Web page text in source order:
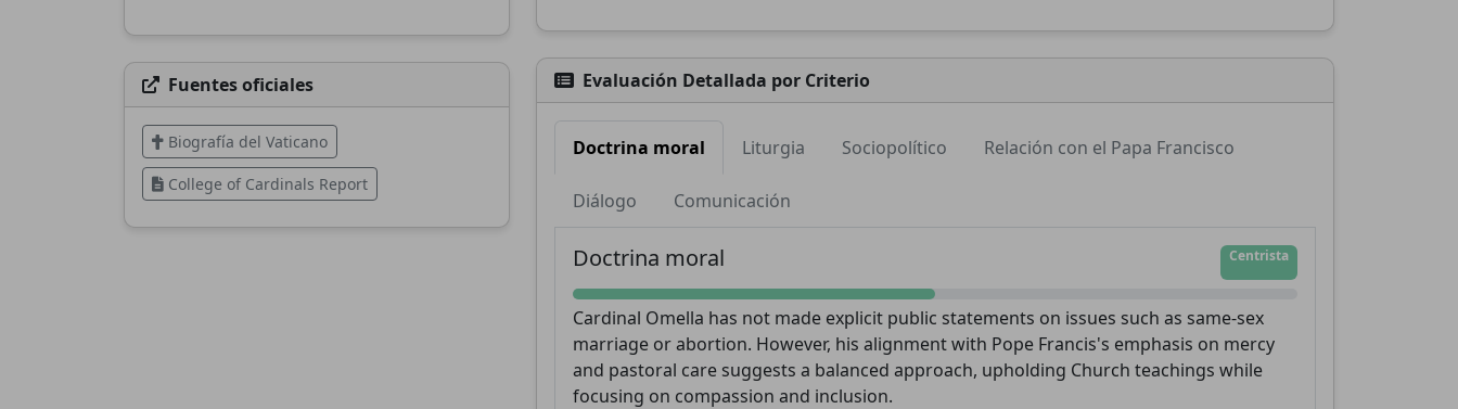
Fuentes oficiales
Biografía del Vaticano
College of Cardinals Report
Evaluación Detallada por Criterio
Doctrina moral Liturgia Sociopolítico Relación con el Papa Francisco
Diálogo Comunicación
Doctrina moral Centrista
Cardinal Omella has not made explicit public statements on issues such as same-sex
marriage or abortion. However, his alignment with Pope Francis's emphasis on mercy
and pastoral care suggests a balanced approach, upholding Church teachings while
focusing on compassion and inclusion.
Apoya a CatéGPT